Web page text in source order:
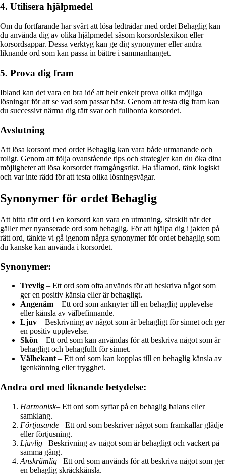
4. Utilisera hjälpmedel
Om du fortfarande har svårt att lösa ledtrådar med ordet Behaglig kan
du använda dig av olika hjälpmedel såsom korsordslexikon eller
korsordsappar. Dessa verktyg kan ge dig synonymer eller andra
liknande ord som kan passa in bättre i sammanhanget.
5. Prova dig fram
Ibland kan det vara en bra idé att helt enkelt prova olika möjliga
lösningar för att se vad som passar bäst. Genom att testa dig fram kan
du successivt närma dig rätt svar och fullborda korsordet.
Avslutning
Att lösa korsord med ordet Behaglig kan vara både utmanande och
roligt. Genom att följa ovanstående tips och strategier kan du öka dina
möjligheter att lösa korsordet framgångsrikt. Ha tålamod, tänk logiskt
och var inte rädd för att testa olika lösningsvägar.
Synonymer för ordet Behaglig
Att hitta rätt ord i en korsord kan vara en utmaning, särskilt när det
gäller mer nyanserade ord som behaglig. För att hjälpa dig i jakten på
rätt ord, tänkte vi gå igenom några synonymer för ordet behaglig som
du kanske kan använda i korsordet.
Synonymer:
Trevlig – Ett ord som ofta används för att beskriva något som
ger en positiv känsla eller är behagligt.
Angenäm – Ett ord som anknyter till en behaglig upplevelse
eller känsla av välbefinnande.
Ljuv – Beskrivning av något som är behagligt för sinnet och ger
en positiv upplevelse.
Skön – Ett ord som kan användas för att beskriva något som är
behagligt och behagfullt för sinnet.
Välbekant – Ett ord som kan kopplas till en behaglig känsla av
igenkänning eller trygghet.
Andra ord med liknande betydelse:
Harmonisk– Ett ord som syftar på en behaglig balans eller
samklang.
Förtjusande– Ett ord som beskriver något som framkallar glädje
eller förtjusning.
Ljuvlig– Beskrivning av något som är behagligt och vackert på
samma gång.
Anskrämlig– Ett ord som används för att beskriva något som ger
en behaglig skräckkänsla.